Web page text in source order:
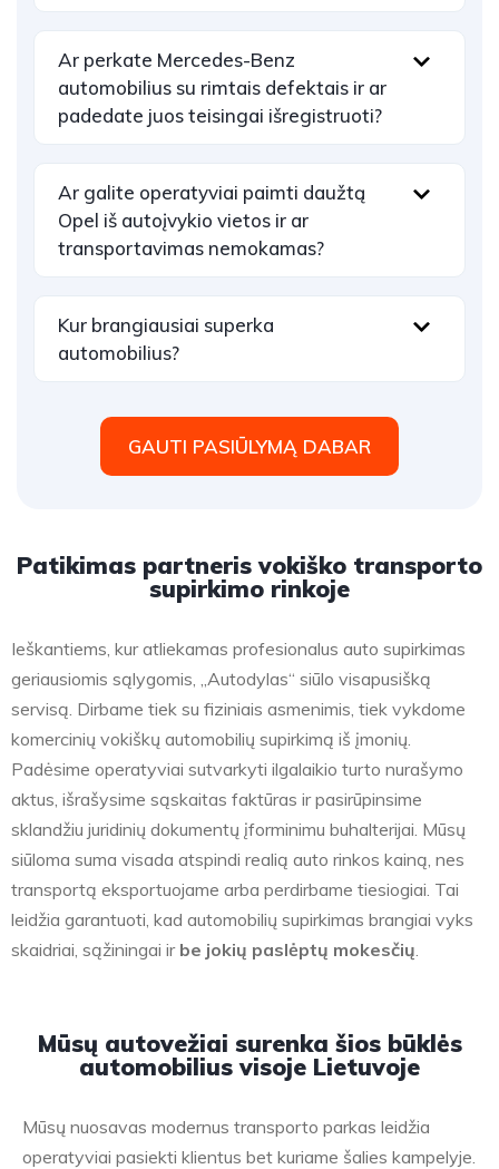
Ar perkate Mercedes-Benz
automobilius su rimtais defektais ir ar
padedate juos teisingai išregistruoti?
Ar galite operatyviai paimti daužtą
Opel iš autoįvykio vietos ir ar
transportavimas nemokamas?
Kur brangiausiai superka
automobilius?
GAUTI PASIŪLYMĄ DABAR
Patikimas partneris vokiško transporto
supirkimo rinkoje
Ieškantiems, kur atliekamas profesionalus auto supirkimas
geriausiomis sąlygomis, „Autodylas“ siūlo visapusišką
servisą. Dirbame tiek su fiziniais asmenimis, tiek vykdome
komercinių vokiškų automobilių supirkimą iš įmonių.
Padėsime operatyviai sutvarkyti ilgalaikio turto nurašymo
aktus, išrašysime sąskaitas faktūras ir pasirūpinsime
sklandžiu juridinių dokumentų įforminimu buhalterijai. Mūsų
siūloma suma visada atspindi realią auto rinkos kainą, nes
transportą eksportuojame arba perdirbame tiesiogiai. Tai
leidžia garantuoti, kad automobilių supirkimas brangiai vyks
skaidriai, sąžiningai ir be jokių paslėptų mokesčių
Mūsų autovežiai surenka šios būklės
automobilius visoje Lietuvoje
Mūsų nuosavas modernus transporto parkas leidžia
operatyviai pasiekti klientus bet kuriame šalies kampelyje.